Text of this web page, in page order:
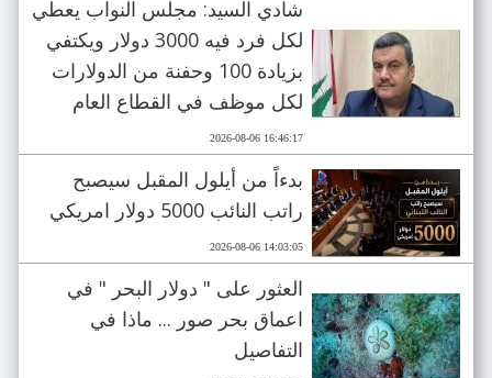
شادي السيد: مجلس النواب يعطي
لكل فرد فيه 3000 دولار ويكتفي
بزيادة 100 وحفنة من الدولارات
لكل موظف في القطاع العام
2026-08-06 16:46:17
بدءاً من أيلول المقبل سيصبح
راتب النائب 5000 دولار امريكي
2026-08-06 14:03:05
العثور على " دولار البحر " في
اعماق بحر صور ... ماذا في
التفاصيل